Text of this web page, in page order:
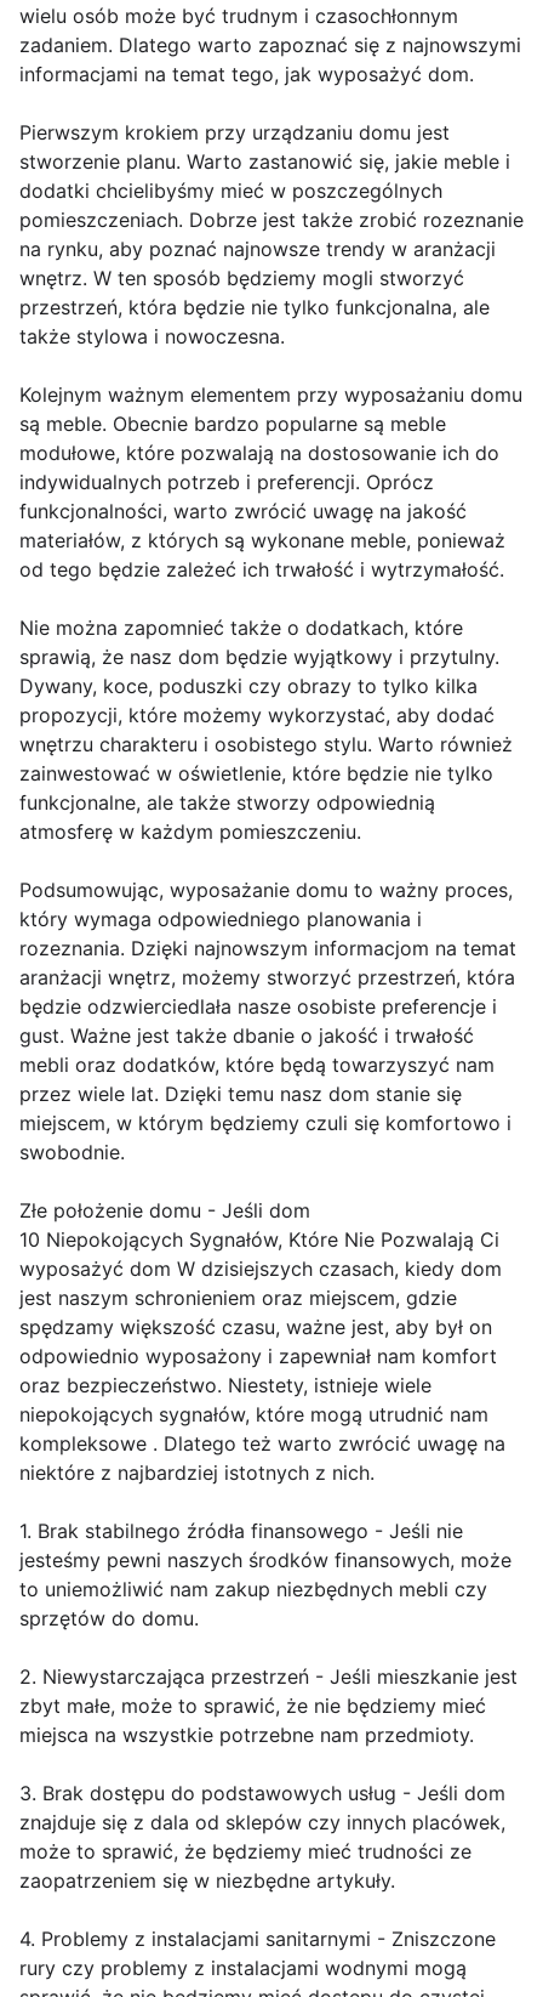
wielu osób może być trudnym i czasochłonnym
zadaniem. Dlatego warto zapoznać się z najnowszymi
informacjami na temat tego, jak wyposażyć dom.
Pierwszym krokiem przy urządzaniu domu jest
stworzenie planu. Warto zastanowić się, jakie meble i
dodatki chcielibyśmy mieć w poszczególnych
pomieszczeniach. Dobrze jest także zrobić rozeznanie
na rynku, aby poznać najnowsze trendy w aranżacji
wnętrz. W ten sposób będziemy mogli stworzyć
przestrzeń, która będzie nie tylko funkcjonalna, ale
także stylowa i nowoczesna.
Kolejnym ważnym elementem przy wyposażaniu domu
są meble. Obecnie bardzo popularne są meble
modułowe, które pozwalają na dostosowanie ich do
indywidualnych potrzeb i preferencji. Oprócz
funkcjonalności, warto zwrócić uwagę na jakość
materiałów, z których są wykonane meble, ponieważ
od tego będzie zależeć ich trwałość i wytrzymałość.
Nie można zapomnieć także o dodatkach, które
sprawią, że nasz dom będzie wyjątkowy i przytulny.
Dywany, koce, poduszki czy obrazy to tylko kilka
propozycji, które możemy wykorzystać, aby dodać
wnętrzu charakteru i osobistego stylu. Warto również
zainwestować w oświetlenie, które będzie nie tylko
funkcjonalne, ale także stworzy odpowiednią
atmosferę w każdym pomieszczeniu.
Podsumowując, wyposażanie domu to ważny proces,
który wymaga odpowiedniego planowania i
rozeznania. Dzięki najnowszym informacjom na temat
aranżacji wnętrz, możemy stworzyć przestrzeń, która
będzie odzwierciedlała nasze osobiste preferencje i
gust. Ważne jest także dbanie o jakość i trwałość
mebli oraz dodatków, które będą towarzyszyć nam
przez wiele lat. Dzięki temu nasz dom stanie się
miejscem, w którym będziemy czuli się komfortowo i
swobodnie.
Złe położenie domu - Jeśli dom
10 Niepokojących Sygnałów, Które Nie Pozwalają Ci
wyposażyć dom W dzisiejszych czasach, kiedy dom
jest naszym schronieniem oraz miejscem, gdzie
spędzamy większość czasu, ważne jest, aby był on
odpowiednio wyposażony i zapewniał nam komfort
oraz bezpieczeństwo. Niestety, istnieje wiele
niepokojących sygnałów, które mogą utrudnić nam
kompleksowe . Dlatego też warto zwrócić uwagę na
niektóre z najbardziej istotnych z nich.
1. Brak stabilnego źródła finansowego - Jeśli nie
jesteśmy pewni naszych środków finansowych, może
to uniemożliwić nam zakup niezbędnych mebli czy
sprzętów do domu.
2. Niewystarczająca przestrzeń - Jeśli mieszkanie jest
zbyt małe, może to sprawić, że nie będziemy mieć
miejsca na wszystkie potrzebne nam przedmioty.
3. Brak dostępu do podstawowych usług - Jeśli dom
znajduje się z dala od sklepów czy innych placówek,
może to sprawić, że będziemy mieć trudności ze
zaopatrzeniem się w niezbędne artykuły.
4. Problemy z instalacjami sanitarnymi - Zniszczone
rury czy problemy z instalacjami wodnymi mogą